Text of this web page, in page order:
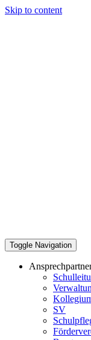
Skip to content
Toggle Navigation
SV